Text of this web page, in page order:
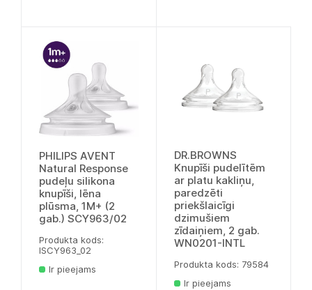
PHILIPS AVENT
Natural Response
pudeļu silikona
knupīši, lēna
plūsma, 1M+ (2
gab.) SCY963/02
Produkta kods:
lSCY963_02
Ir pieejams
DR.BROWNS
Knupīši pudelītēm
ar platu kakliņu,
paredzēti
priekšlaicīgi
dzimušiem
zīdaiņiem, 2 gab.
WN0201-INTL
Produkta kods: 79584
Ir pieejams